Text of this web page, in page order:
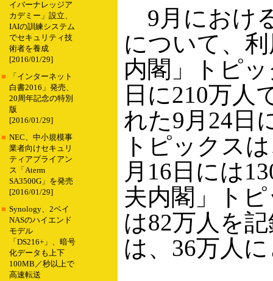
イバーナレッジア
カデミー」設立、
IAIの訓練システム
でセキュリティ技
術者を養成
[2016/01/29]
■
「インターネット
白書2016」発売、
20周年記念の特別
版
[2016/01/29]
■ NEC、中小規模事
業者向けセキュリ
ティアプライアン
ス「Aterm
SA3500G」を発売
[2016/01/29]
■ Synology、2ベイ
NASのハイエンド
モデル
「DS216+」、暗号
化データも上下
100MB／秒以上で
高速転送
9月におけ
について、
内閣」トピ
日に210万人
れた9月24日
トピックス
月16日には
夫内閣」ト
は82万人を
は、36万人